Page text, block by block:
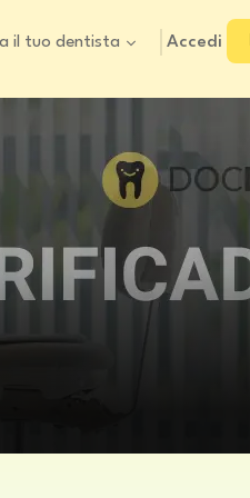
il tuo dentista Accedi